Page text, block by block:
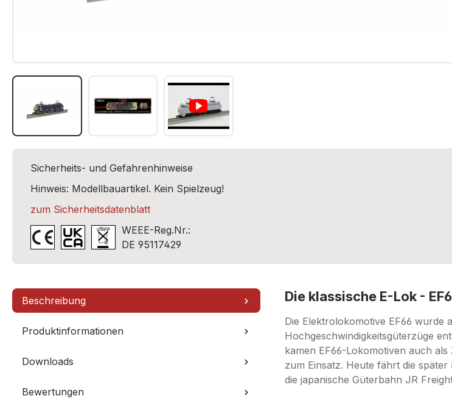
Sicherheits- und Gefahrenhinweise
Hinweis: Modellbauartikel. Kein Spielzeug!
zum Sicherheitsdatenblatt
WEEE-Reg.Nr.:
DE 95117429
Beschreibung
Produktinformationen
Downloads
Bewertungen
Die klassische E-Lok -
Die Elektrolokomotive EF66 wurde
Hochgeschwindigkeitsgüterzüge
kamen EF66-Lokomotiven auch
zum Einsatz. Heute fährt die
die japanische Güterbahn JR